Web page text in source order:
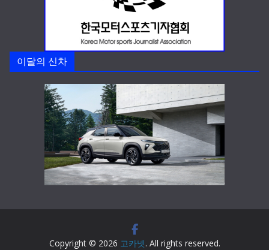
이달의 신차
Copyright © 2026 고카넷. All rights reserved.